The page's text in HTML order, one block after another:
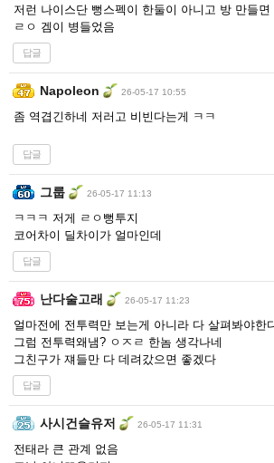
저런 나이스단 뻥스펙이 한둘이 아니고 방 만들면
ㄹㅇ 겜이 병들었음
답글
Napoleon 26-05-17 10:55
좀 역겹긴하네 저러고 비빈다는게 ㅋㅋ
답글
그룹 26-05-17 11:13
ㅋㅋㅋ 저게 ㄹㅇ뻥투지
코어차이 딜차이가 얼마인데
답글
난다술고래 26-05-17 11:23
얼마전에 전투력만 보는게 아니라 다 살펴봐야한
그럼 전투력왜냄? ㅇㅈㄹ 한놈 생각나네
그친구가 쟤들만 다 데려갔으면 좋겠다
답글
사시건슬유저 26-05-17 11:31
전태라 큰 관계 없음